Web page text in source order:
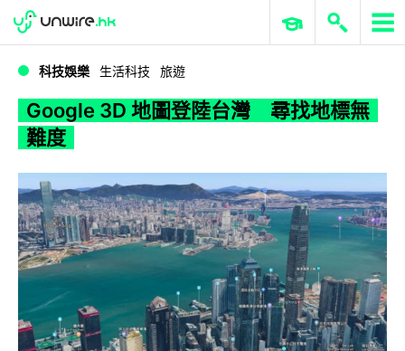
Google 3D 地圖登陸台灣 尋找地標無難度
WWDC 2026 ERP 與商業 AI
科技娛樂 生活科技 旅遊
Google 3D 地圖登陸台灣 尋找地標無
難度